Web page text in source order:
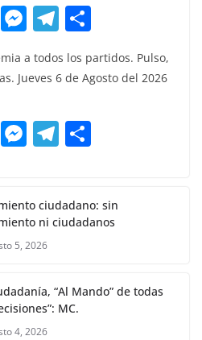
W
A
p
M
ss
n
g
T
el
e
a
m
m
p
a todos los partidos. Pulso,
Jueves 6 de Agosto del 2026
W M
e
n
er
T
gr
a
p
ar
ciudadano: sin
ni ciudadanos
5, 2026
“Al Mando” de todas
MC.
4, 2026